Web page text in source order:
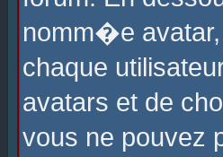
nomm�e
chaque
avatars et de
vous ne pouvez